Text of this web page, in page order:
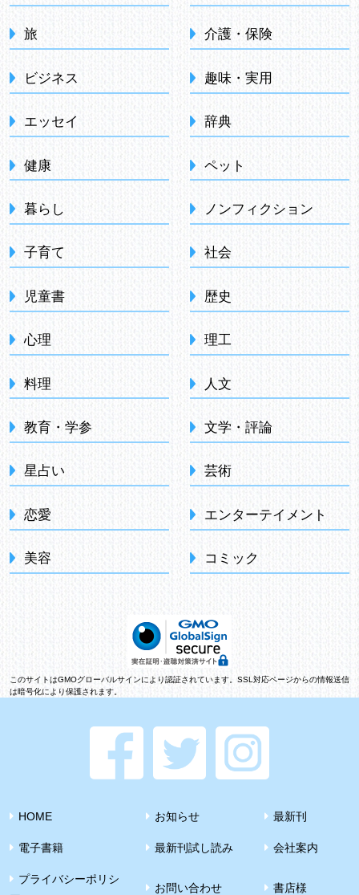
旅
ビジネス
エッセイ
健康
暮らし
子育て
児童書
心理
料理
教育・学参
星占い
恋愛
美容
介護・保険
趣味・実用
辞典
ペット
ノンフィクション
社会
歴史
理工
人文
文学・評論
芸術
エンターテイメント
コミック
このサイトはGMOグローバルサインにより認証されています。SSL対応ページからの情報送信
は暗号化により保護されます。
HOME お知らせ 最新刊
電子書籍 最新刊試し読み 会社案内
プライバシーポリシ
お問い合わせ 書店様